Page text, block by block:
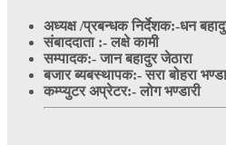
अध्यक्ष /प्रबन्धक निर्देशक:-धन
संबाददाता :- लक्षे कामी
सम्पादक:- जान बहादुर जेठारा
बजार ब्यबस्थापक:- सरा बोहरा
कम्प्युटर अप्रेटर:- लोग भण्डारी